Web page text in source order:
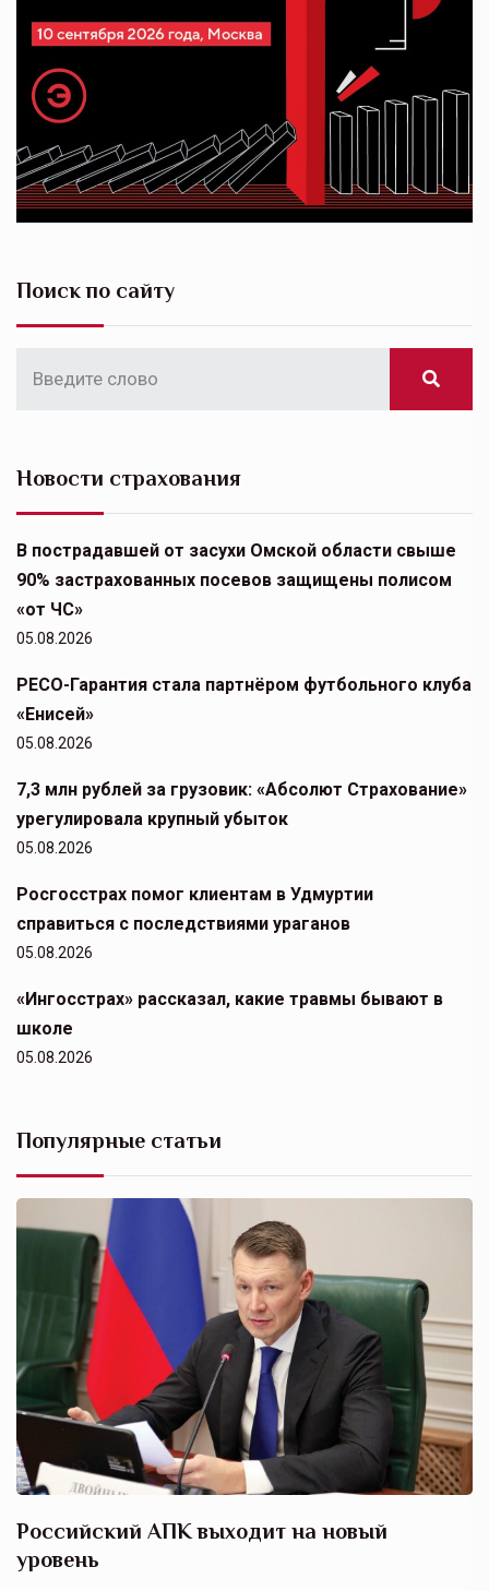
Поиск по сайту
Новости страхования
В пострадавшей от засухи Омской области свыше
90% застрахованных посевов защищены полисом
«от ЧС»
05.08.2026
РЕСО-Гарантия стала партнёром футбольного клуба
«Енисей»
05.08.2026
7,3 млн рублей за грузовик: «Абсолют Страхование»
урегулировала крупный убыток
05.08.2026
Росгосстрах помог клиентам в Удмуртии
справиться с последствиями ураганов
05.08.2026
«Ингосстрах» рассказал, какие травмы бывают в
школе
05.08.2026
Популярные статьи
Российский АПК выходит на новый
уровень